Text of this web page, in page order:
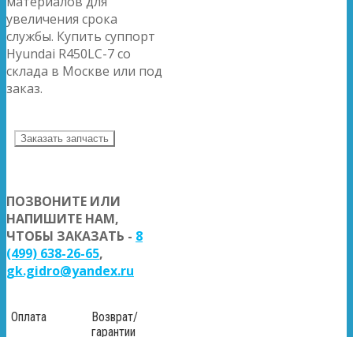
увеличения срока
службы. Купить суппорт
Hyundai R450LC-7 со
склада в Москве или под
заказ.
Заказать запчасть
ПОЗВОНИТЕ ИЛИ
НАПИШИТЕ НАМ,
ЧТОБЫ ЗАКАЗАТЬ - 8
(499) 638-26-65,
gk.gidro@yandex.ru
Оплата
Возврат/
гарантии